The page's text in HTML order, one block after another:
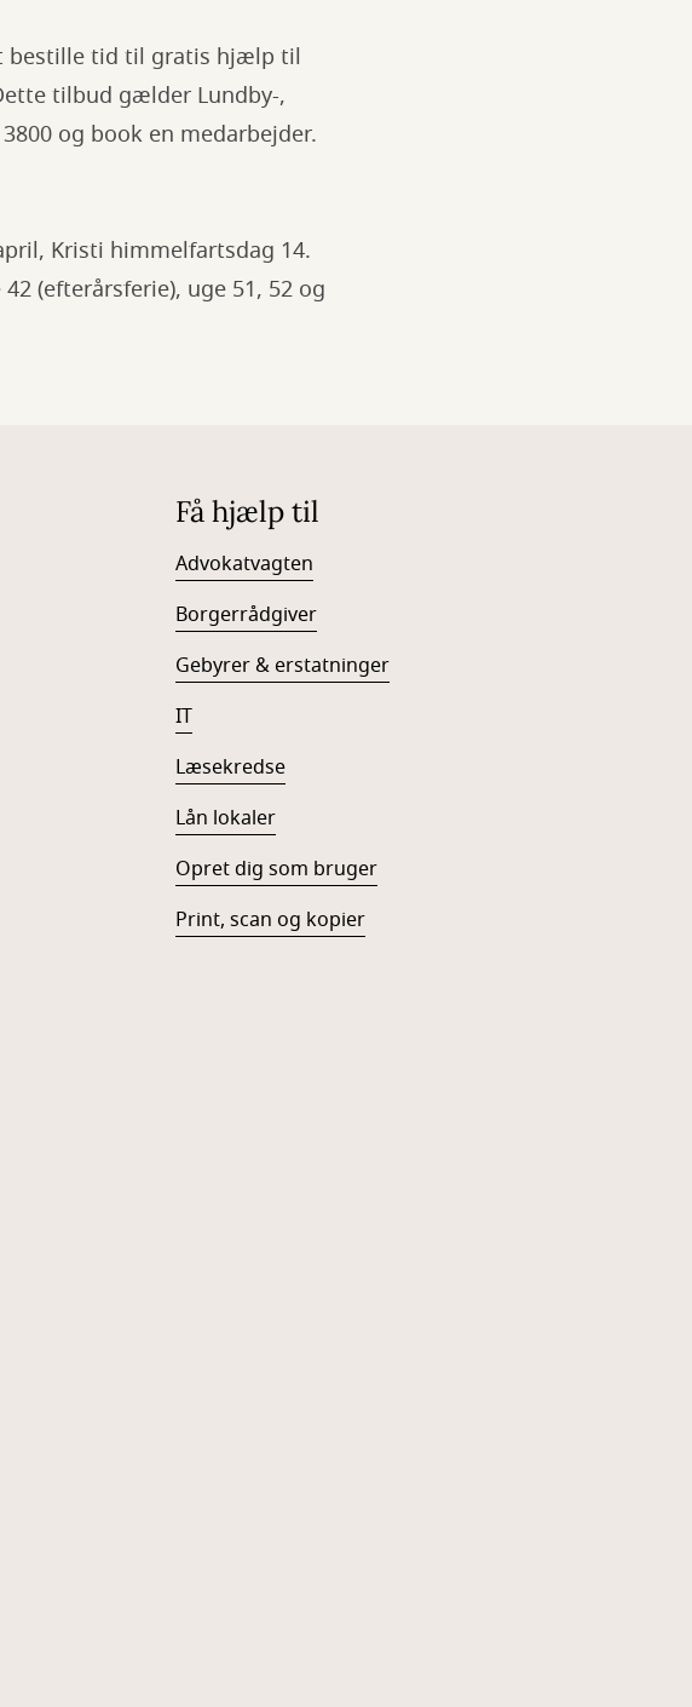
bestille tid til gratis hjælp til
tilbud gælder Lundby-,
og book en medarbejder.
Kristi himmelfartsdag 14.
(efterårsferie), uge 51, 52 og
Få hjælp til
Advokatvagten
Borgerrådgiver
Gebyrer & erstatninger
IT
Læsekredse
Lån lokaler
Opret dig som bruger
Print, scan og kopier